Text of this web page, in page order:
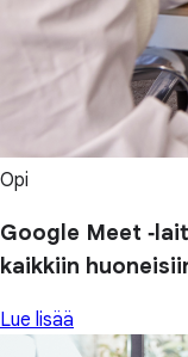
Opi
Google Meet
kaikkiin
Lue lisää